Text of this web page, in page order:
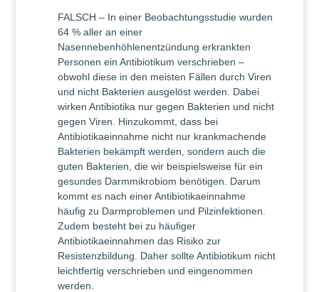
FALSCH – In einer Beobachtungsstudie wurden
64 % aller an einer
Nasennebenhöhlenentzündung erkrankten
Personen ein Antibiotikum verschrieben –
obwohl diese in den meisten Fällen durch Viren
und nicht Bakterien ausgelöst werden. Dabei
wirken Antibiotika nur gegen Bakterien und nicht
gegen Viren. Hinzukommt, dass bei
Antibiotikaeinnahme nicht nur krankmachende
Bakterien bekämpft werden, sondern auch die
guten Bakterien, die wir beispielsweise für ein
gesundes Darmmikrobiom benötigen. Darum
kommt es nach einer Antibiotikaeinnahme
häufig zu Darmproblemen und Pilzinfektionen.
Zudem besteht bei zu häufiger
Antibiotikaeinnahmen das Risiko zur
Resistenzbildung. Daher sollte Antibiotikum nicht
leichtfertig verschrieben und eingenommen
werden.